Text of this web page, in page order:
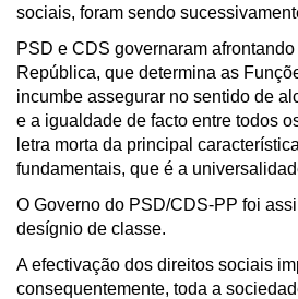
sociais, foram sendo
PSD e CDS governaram
República, que determina as
incumbe assegurar no sentido de
e a igualdade de facto entre todos
letra morta da principal
fundamentais, que é a
O Governo do PSD/CDS-PP foi
desígnio de classe.
A efectivação dos direitos sociais
consequentemente, toda a